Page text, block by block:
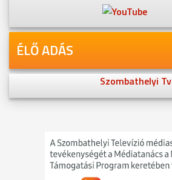
ÉLŐ ADÁS
Szombathelyi Tv